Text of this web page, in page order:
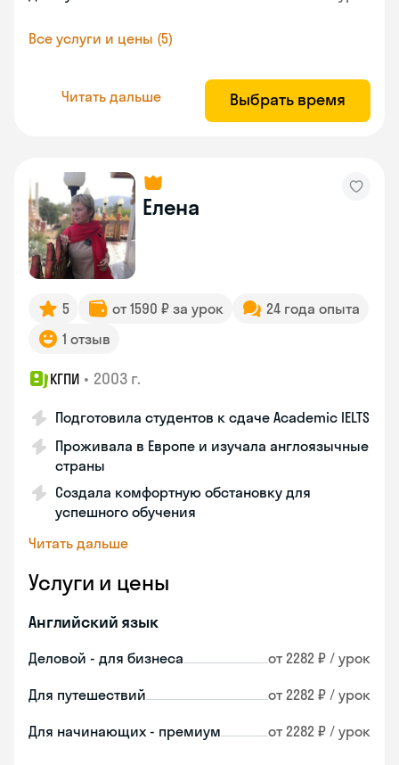
Все услуги и цены (5)
Читать дальше Выбрать время
Елена
5 от 1590 ₽ за урок
24 года опыта
1 отзыв
КГПИ • 2003 г.
Подготовила студентов к сдаче Academic IELTS
Проживала в Европе и изучала англоязычные
страны
Создала комфортную обстановку для
успешного обучения
Читать дальше
Услуги и цены
Английский язык
Деловой - для бизнеса от 2282 ₽ / урок
Для путешествий от 2282 ₽ / урок
Для начинающих - премиум от 2282 ₽ / урок